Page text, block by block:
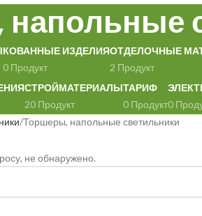
КОВАННЫЕ ИЗДЕЛИЯ
0 Продукт
ОТДЕЛОЧНЫЕ
2 Продукт
СТРОЙМАТЕРИАЛЫ
20 Продукт
ТАРИФ
0 Продукт0
Торшеры, напольные светильники
не обнаружено.